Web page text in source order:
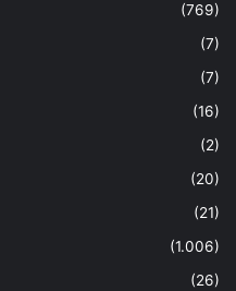
(769)
(7)
(7)
(16)
(2)
(20)
(21)
(1.006)
(26)